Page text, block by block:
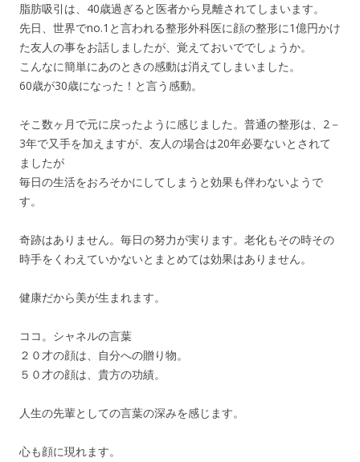
脂肪吸引は、40歳過ぎると医者から見離されてしまいます。
先日、世界でno.1と言われる整形外科医に顔の整形に1億円かけ
た友人の事をお話しましたが、覚えておいででしょうか。
こんなに簡単にあのときの感動は消えてしまいました。
60歳が30歳になった！と言う感動。
そこ数ヶ月で元に戻ったように感じました。普通の整形は、2－
3年で又手を加えますが、友人の場合は20年必要ないとされて
ましたが
毎日の生活をおろそかにしてしまうと効果も伴わないようで
す。
奇跡はありません。毎日の努力が実ります。老化もその時その
時手をくわえていかないとまとめては効果はありません。
健康だから美が生まれます。
ココ。シャネルの言葉
２０才の顔は、自分への贈り物。
５０才の顔は、貴方の功績。
人生の先輩としての言葉の深みを感じます。
心も顔に現れます。